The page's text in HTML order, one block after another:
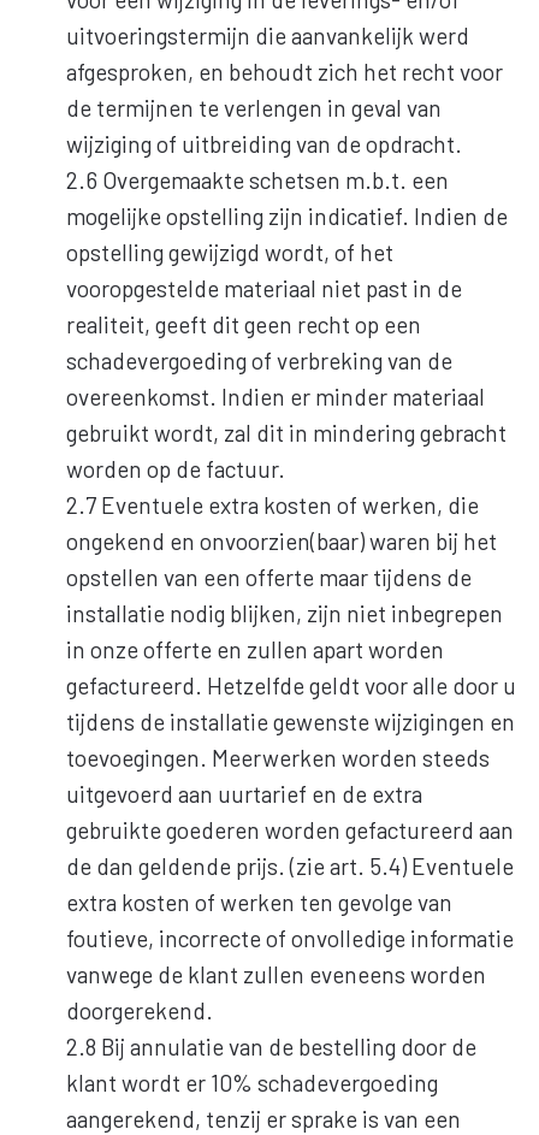
uitvoeringstermijn die aanvankelijk werd
afgesproken, en behoudt zich het recht voor
de termijnen te verlengen in geval van
wijziging of uitbreiding van de opdracht.
2.6 Overgemaakte schetsen m.b.t. een
mogelijke opstelling zijn indicatief. Indien de
opstelling gewijzigd wordt, of het
vooropgestelde materiaal niet past in de
realiteit, geeft dit geen recht op een
schadevergoeding of verbreking van de
overeenkomst. Indien er minder materiaal
gebruikt wordt, zal dit in mindering gebracht
worden op de factuur.
2.7 Eventuele extra kosten of werken, die
ongekend en onvoorzien(baar) waren bij het
opstellen van een offerte maar tijdens de
installatie nodig blijken, zijn niet inbegrepen
in onze offerte en zullen apart worden
gefactureerd. Hetzelfde geldt voor alle door u
tijdens de installatie gewenste wijzigingen en
toevoegingen. Meerwerken worden steeds
uitgevoerd aan uurtarief en de extra
gebruikte goederen worden gefactureerd aan
de dan geldende prijs. (zie art. 5.4) Eventuele
extra kosten of werken ten gevolge van
foutieve, incorrecte of onvolledige informatie
vanwege de klant zullen eveneens worden
doorgerekend.
2.8 Bij annulatie van de bestelling door de
klant wordt er 10% schadevergoeding
aangerekend, tenzij er sprake is van een